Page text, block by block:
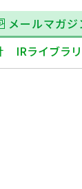
IRライブラリ
メールマガジ